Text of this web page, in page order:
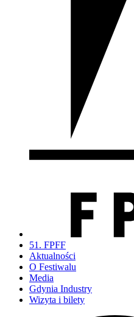
51. FPFF
Aktualności
O Festiwalu
Media
Gdynia Industry
Wizyta i bilety